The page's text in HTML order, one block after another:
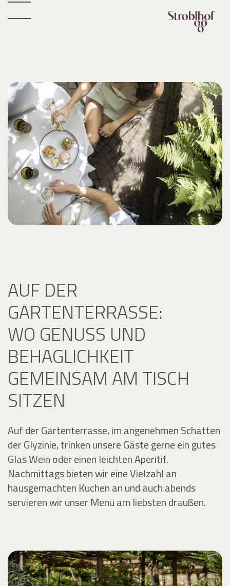
AUF DER
GARTENTERRASSE:
WO GENUSS UND
BEHAGLICHKEIT
GEMEINSAM AM TISCH
SITZEN
Auf der Gartenterrasse, im angenehmen Schatten
der Glyzinie, trinken unsere Gäste gerne ein gutes
Glas Wein oder einen leichten Aperitif.
Nachmittags bieten wir eine Vielzahl an
hausgemachten Kuchen an und auch abends
servieren wir unser Menü am liebsten draußen.